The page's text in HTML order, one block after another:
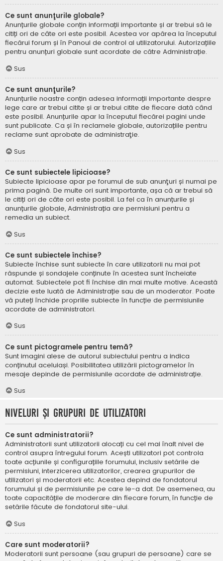
Ce sunt anunţurile globale?
Anunțurile globale conțin informații importante și ar trebui să le
citiți ori de câte ori este posibil. Acestea vor apărea la începutul
fiecărui forum și în Panoul de control al utilizatorului. Autorizațiile
pentru anunțuri globale sunt acordate de către Administrație.
Sus
Ce sunt anunţurile?
Anunțurile noastre conțin adesea informații importante despre
lege care ar trebui citite și ar trebui citite de fiecare dată când
este posibil. Anunțurile apar la începutul fiecărei pagini unde
sunt publicate. Ca și în reclamele globale, autorizațiile pentru
reclame sunt aprobate de administraţie.
Sus
Ce sunt subiectele lipicioase?
Subiecte lipicioase apar pe forumul de sub anunţuri și numai pe
prima pagină. De multe ori sunt importante, așa că ar trebui să
le citiți ori de câte ori este posibil. La fel ca în anunțurile și
anunțurile globale, Administrația are permisiuni pentru a
remedia un subiect.
Sus
Ce sunt subiectele închise?
Subiecte închise sunt subiecte în care utilizatorii nu mai pot
răspunde și sondajele conținute în acestea sunt încheiate
automat. Subiectele pot fi închise din mai multe motive. Această
decizie este luată de Administrație sau de un moderator. Poate
vă puteți închide propriile subiecte în funcție de permisiunile
acordate de administratori.
Sus
Ce sunt pictogramele pentru temă?
Sunt imagini alese de autorul subiectului pentru a indica
conținutul aceluiași. Posibilitatea utilizării pictogramelor în
mesaje depinde de permisiunile acordate de administrație.
Sus
Niveluri și grupuri de utilizatori
Ce sunt administratorii?
Administratorii sunt utilizatorii alocați cu cel mai înalt nivel de
control asupra întregului forum. Acești utilizatori pot controla
toate acțiunile și configurațiile forumului, inclusiv setările de
permisiuni, interzicerea utilizatorilor, crearea grupurilor de
utilizatori și moderatorii etc. Acestea depind de fondatorul
forumului și de permisiunile pe care le-a dat. De asemenea, au
toate capacitățile de moderare din fiecare forum, în funcție de
setările făcute de fondatorul site-ului.
Sus
Care sunt moderatorii?
Moderatorii sunt persoane (sau grupuri de persoane) care se